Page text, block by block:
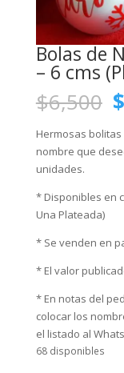
Bolas de
– 6 cms
$6,500 $
Hermosas
nombre que
unidades.
* Disponibles en
Una Plateada)
* Se venden en
* El valor
* En notas del
colocar los
el listado al
68 disponibles